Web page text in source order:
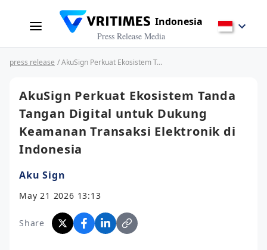
Indonesia
Press Release Media
press release / AkuSign Perkuat Ekosistem Tanda Tangan Digital untuk Dukung Keamanan Transaksi Elektronik di Indonesia
AkuSign Perkuat Ekosistem Tanda
Tangan Digital untuk Dukung
Keamanan Transaksi Elektronik di
Indonesia
Aku Sign
May 21 2026 13:13
Share